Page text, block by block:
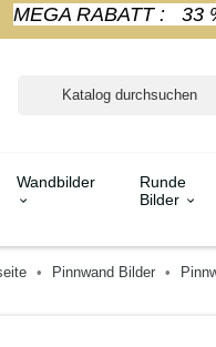
MEGA RABATT : 33
Wandbilder
Runde
Bilder
Pinnwand Bilder